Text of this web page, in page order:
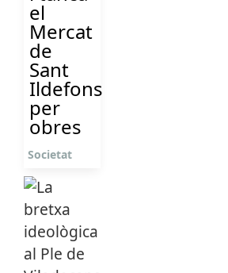
el
Mercat
de
Sant
Ildefons
per
obres
Societat